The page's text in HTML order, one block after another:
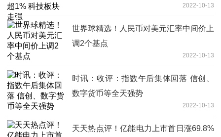
2022-10-13
世界球精选！人民币对美元汇率中间价上
调2个基点
2022-10-13
时讯：收评：指数午后集体回落 信创、
数字货币等全天强势
2022-10-13
天天热点评！亿能电力上市首日涨69.8%